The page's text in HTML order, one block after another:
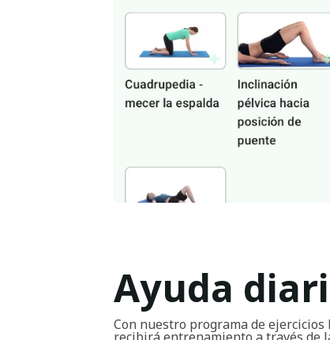
Ayuda
Con nuestro programa de